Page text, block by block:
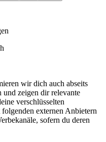
wir dich auch abseits
und zeigen dir relevante
verschlüsselten
externen Anbietern
sofern du deren